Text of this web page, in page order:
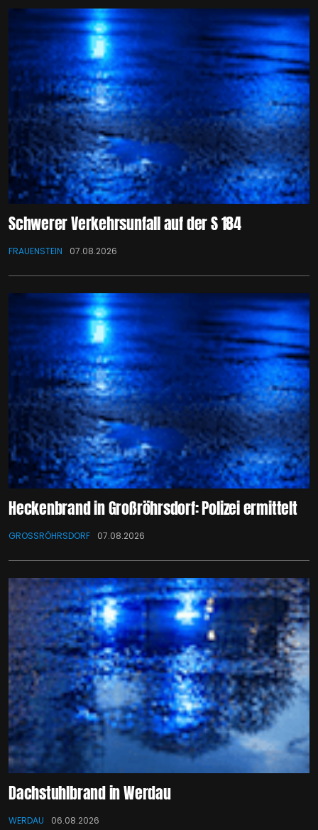
Schwerer Verkehrsunfall auf der S 184
FRAUENSTEIN 07.08.2026
Heckenbrand in Großröhrsdorf: Polizei ermittelt
GROSSRÖHRSDORF 07.08.2026
Dachstuhlbrand in Werdau
WERDAU 06.08.2026